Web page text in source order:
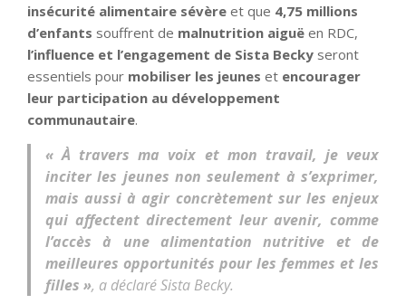
insécurité alimentaire sévère et que 4,75 millions
d’enfants souffrent de malnutrition aiguë en RDC,
l’influence et l’engagement de Sista Becky seront
essentiels pour mobiliser les jeunes et encourager
leur participation au développement
communautaire.
« À travers ma voix et mon travail, je veux
inciter les jeunes non seulement à s’exprimer,
mais aussi à agir concrètement sur les enjeux
qui affectent directement leur avenir, comme
l’accès à une alimentation nutritive et de
meilleures opportunités pour les femmes et les
filles », a déclaré Sista Becky.